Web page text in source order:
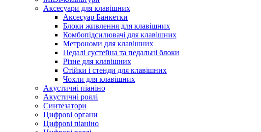
Аксесуари для клавішних
Аксесуар Банкетки
Блоки живлення для клавішних
Комбопідсилювачі для клавішних
Метрономи для клавішних
Педалі сустейна та педальні блоки
Різне для клавішних
Стійки і стенди для клавішних
Чохли для клавішних
Акустичні піаніно
Акустичні роялі
Синтезатори
Цифрові органи
Цифрові піаніно